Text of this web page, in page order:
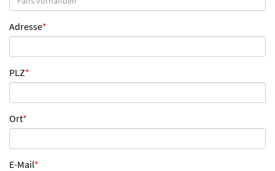
Adresse*
PLZ*
Ort*
E-Mail*